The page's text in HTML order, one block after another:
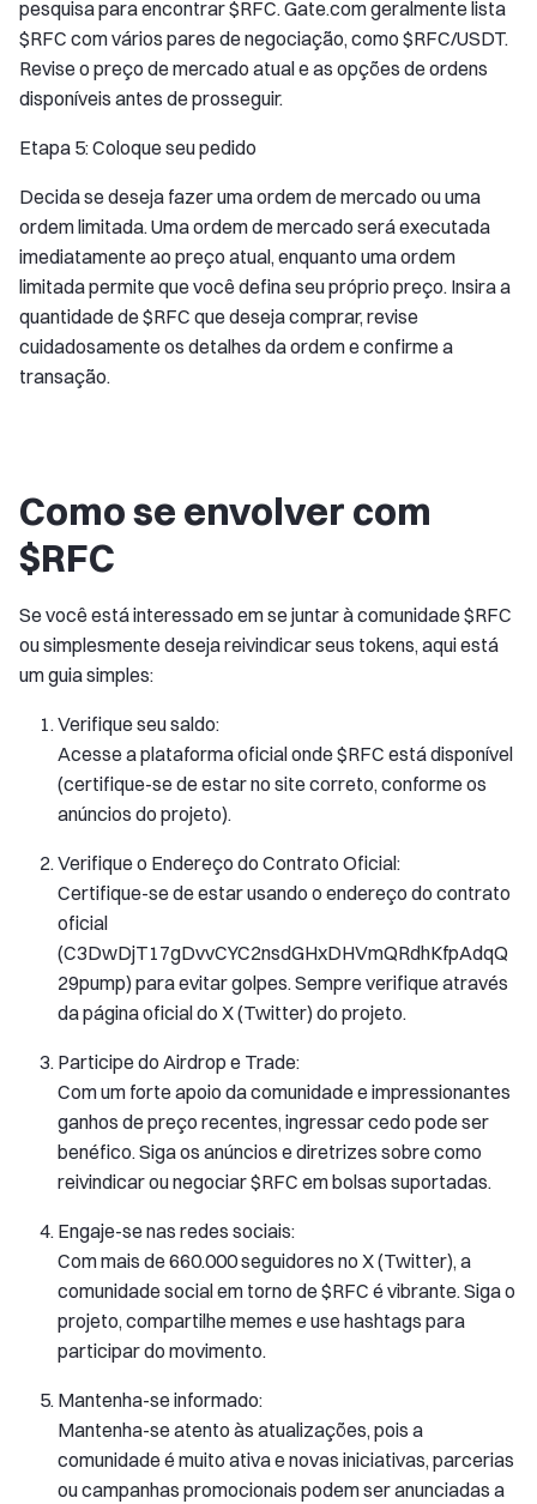
pesquisa para encontrar $RFC. Gate.com geralmente lista
$RFC com vários pares de negociação, como $RFC/USDT.
Revise o preço de mercado atual e as opções de ordens
disponíveis antes de prosseguir.
Etapa 5: Coloque seu pedido
Decida se deseja fazer uma ordem de mercado ou uma
ordem limitada. Uma ordem de mercado será executada
imediatamente ao preço atual, enquanto uma ordem
limitada permite que você defina seu próprio preço. Insira a
quantidade de $RFC que deseja comprar, revise
cuidadosamente os detalhes da ordem e confirme a
transação.
Como se envolver com
$RFC
Se você está interessado em se juntar à comunidade $RFC
ou simplesmente deseja reivindicar seus tokens, aqui está
um guia simples:
Verifique seu saldo:
Acesse a plataforma oficial onde $RFC está disponível
(certifique-se de estar no site correto, conforme os
anúncios do projeto).
Verifique o Endereço do Contrato Oficial:
Certifique-se de estar usando o endereço do contrato
oficial
(C3DwDjT17gDvvCYC2nsdGHxDHVmQRdhKfpAdqQ
29pump) para evitar golpes. Sempre verifique através
da página oficial do X (Twitter) do projeto.
Participe do Airdrop e Trade:
Com um forte apoio da comunidade e impressionantes
ganhos de preço recentes, ingressar cedo pode ser
benéfico. Siga os anúncios e diretrizes sobre como
reivindicar ou negociar $RFC em bolsas suportadas.
Engaje-se nas redes sociais:
Com mais de 660.000 seguidores no X (Twitter), a
comunidade social em torno de $RFC é vibrante. Siga o
projeto, compartilhe memes e use hashtags para
participar do movimento.
Mantenha-se informado:
Mantenha-se atento às atualizações, pois a
comunidade é muito ativa e novas iniciativas, parcerias
ou campanhas promocionais podem ser anunciadas a